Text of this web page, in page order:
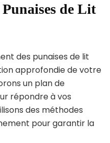
de Lit
des punaises de lit
approfondie de votre
un plan de
répondre à vos
des méthodes
pour garantir la